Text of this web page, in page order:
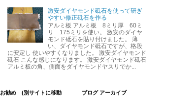
激安ダイヤモンド砥石を使って研ぎ
やすい修正砥石を作る
アルミ板 アルミ板 8ミリ厚 60ミ
リ 175ミリを使い。 激安のダイヤ
モンド砥石を貼り付けました。 薄
い、ダイヤモンド砥石ですが、格段
に安定し 使いやすくなりました。 激安ダイヤモンド
砥石 こんな感じになります。 激安ダイヤモンド砥石
アルミ板の角、側面をダイヤモンドヤスリでか...
お勧め (別サイトに移動
ブログ アーカイブ